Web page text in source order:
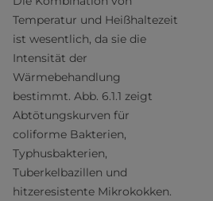
Temperatur und Heißhaltezeit
ist wesentlich, da sie die
Intensität der
Wärmebehandlung
bestimmt. Abb. 6.1.1 zeigt
Abtötungskurven für
coliforme Bakterien,
Typhusbakterien,
Tuberkelbazillen und
hitzeresistente Mikrokokken.